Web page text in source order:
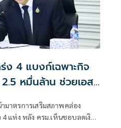
ง 4 แบงก์เฉพาะกิจ
หมื่นล้าน ช่วยเอส
มาตรการเสริมสภาพคล่อง
4 แห่ง หลัง ครม.เห็นชอบลดเงิน